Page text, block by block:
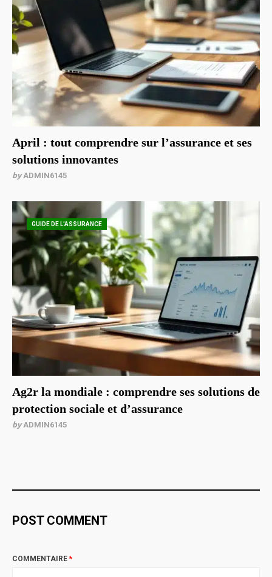
April : tout comprendre sur l’assurance et ses
solutions innovantes
byADMIN6145
GUIDE DE L'ASSURANCE
Ag2r la mondiale : comprendre ses solutions de
protection sociale et d’assurance
byADMIN6145
POST COMMENT
COMMENTAIRE *